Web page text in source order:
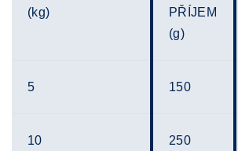
(kg)
PŘÍJEM
(g)
5 150
10 250